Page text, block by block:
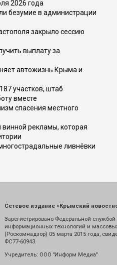
2026 года
безумие в администрации
закрыло сессию
выплату за
автожизнь Крыма и
участков, штаб
вместе
спасения местного
рекламы, которая
ливнёвки
Сетевое издание «Крымский
Зарегистрировано Федеральной службой
информационных технологий и
(Роскомнадзор) 05 марта 2015 года,
ФС77-60943.
Учредитель: ООО "Информ Медиа"